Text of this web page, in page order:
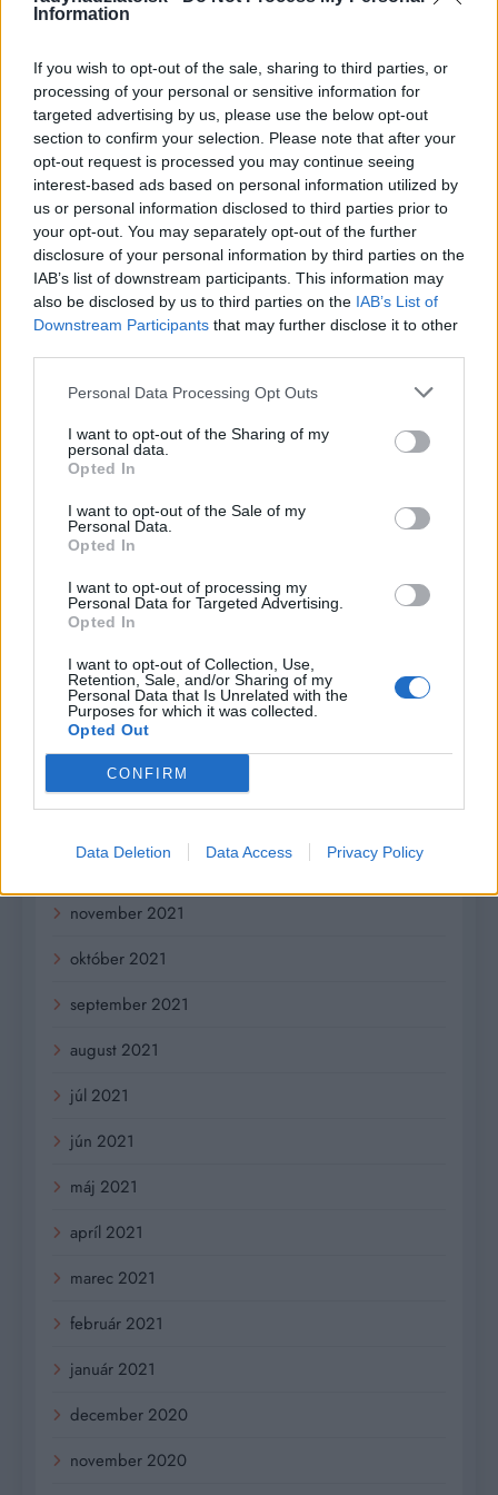
Information
If you wish to opt-out of the sale, sharing to third parties, or
processing of your personal or sensitive information for
targeted advertising by us, please use the below opt-out
section to confirm your selection. Please note that after your
opt-out request is processed you may continue seeing
interest-based ads based on personal information utilized by
us or personal information disclosed to third parties prior to
your opt-out. You may separately opt-out of the further
disclosure of your personal information by third parties on the
IAB’s list of downstream participants. This information may
also be disclosed by us to third parties on the IAB’s List of
Downstream Participants that may further disclose it to other
Personal Data Processing Opt Outs
I want to opt-out of the Sharing of my
personal data.
Opted In
I want to opt-out of the Sale of my
Personal Data.
Opted In
I want to opt-out of processing my
Personal Data for Targeted Advertising.
Opted In
I want to opt-out of Collection, Use,
Retention, Sale, and/or Sharing of my
Personal Data that Is Unrelated with the
Purposes for which it was collected.
Opted Out
CONFIRM
Data Deletion Data Access Privacy Policy
máj 2023
apríl 2023
marec 2023
február 2023
január 2023
december 2022
november 2022
september 2022
august 2022
júl 2022
jún 2022
apríl 2022
marec 2022
február 2022
november 2021
október 2021
september 2021
august 2021
júl 2021
jún 2021
máj 2021
apríl 2021
marec 2021
február 2021
január 2021
december 2020
november 2020